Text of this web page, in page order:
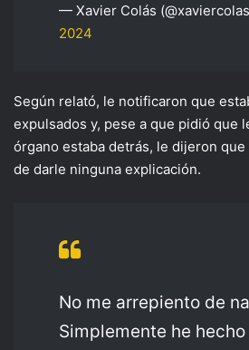
— Xavier Colás
2024
Según relató, le notificaron que
expulsados y, pese a que pidió que
órgano estaba detrás, le dijeron
de darle ninguna explicación.
No me arrepiento de
Simplemente he hecho